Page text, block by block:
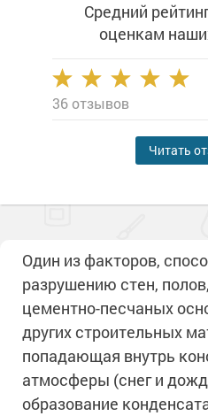
Средний
оценкам
36 отзывов
Читать
Один из факторов,
разрушению стен,
цементно-песчаных
других строительных
попадающая внутрь
атмосферы (снег и
образование